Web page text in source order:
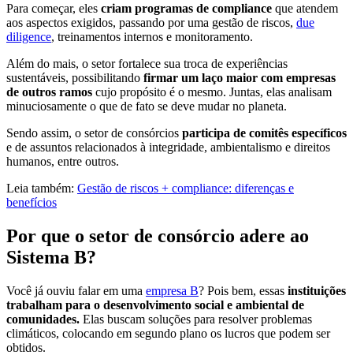
Para começar, eles criam programas de compliance que atendem
aos aspectos exigidos, passando por uma gestão de riscos, due
diligence, treinamentos internos e monitoramento.
Além do mais, o setor fortalece sua troca de experiências
sustentáveis, possibilitando firmar um laço maior com empresas
de outros ramos cujo propósito é o mesmo. Juntas, elas analisam
minuciosamente o que de fato se deve mudar no planeta.
Sendo assim, o setor de consórcios participa de comitês específicos
e de assuntos relacionados à integridade, ambientalismo e direitos
humanos, entre outros.
Leia também: Gestão de riscos + compliance: diferenças e
benefícios
Por que o setor de consórcio adere ao
Sistema B?
Você já ouviu falar em uma empresa B? Pois bem, essas instituições
trabalham para o desenvolvimento social e ambiental de
comunidades. Elas buscam soluções para resolver problemas
climáticos, colocando em segundo plano os lucros que podem ser
obtidos.